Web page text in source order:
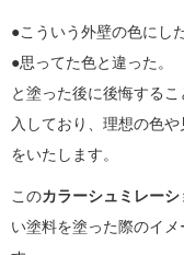
●こういう外壁の色にし
●思ってた色と違った。
と塗った後に後悔するこ
入しており、理想の色
をいたします。
このカラーシュミレーシ
い塗料を塗った際のイ